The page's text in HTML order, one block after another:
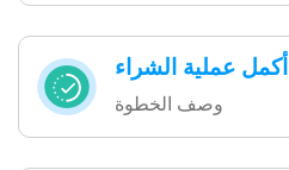
أكمل عملية الشراء
وصف الخطوة